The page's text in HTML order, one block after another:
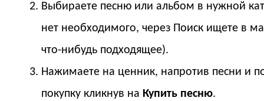
Выбираете песню или альбом в нужной
нет необходимого, через Поиск ищете в
что-нибудь подходящее).
Нажимаете на ценник, напротив песни и
покупку кликнув на Купить песню.